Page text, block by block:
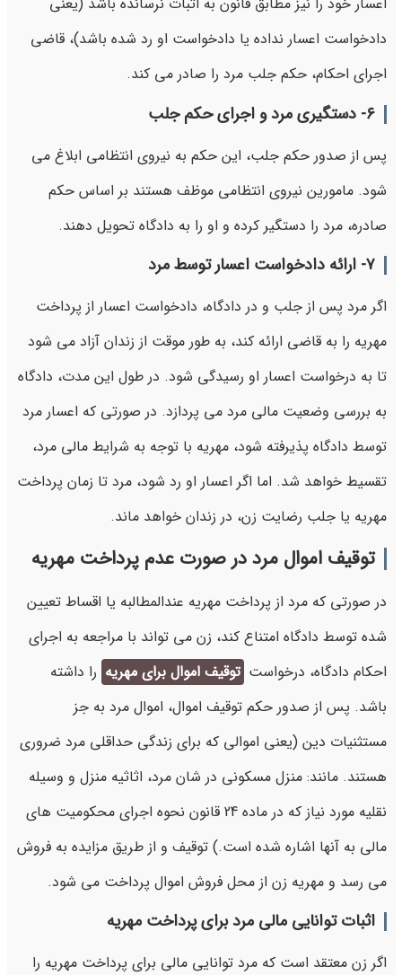
دادخواست اعسار نداده یا دادخواست او رد شده باشد)، قاضی
اجرای احکام، حکم جلب مرد را صادر می کند.
۶- دستگیری مرد و اجرای حکم جلب
پس از صدور حکم جلب، این حکم به نیروی انتظامی ابلاغ می
شود. مامورین نیروی انتظامی موظف هستند بر اساس حکم
صادره، مرد را دستگیر کرده و او را به دادگاه تحویل دهند.
۷- ارائه دادخواست اعسار توسط مرد
اگر مرد پس از جلب و در دادگاه، دادخواست اعسار از پرداخت
مهریه را به قاضی ارائه کند، به طور موقت از زندان آزاد می شود
تا به درخواست اعسار او رسیدگی شود. در طول این مدت، دادگاه
به بررسی وضعیت مالی مرد می پردازد. در صورتی که اعسار مرد
توسط دادگاه پذیرفته شود، مهریه با توجه به شرایط مالی مرد،
تقسیط خواهد شد. اما اگر اعسار او رد شود، مرد تا زمان پرداخت
مهریه یا جلب رضایت زن، در زندان خواهد ماند.
توقیف اموال مرد در صورت عدم پرداخت مهریه
در صورتی که مرد از پرداخت مهریه عندالمطالبه یا اقساط تعیین
شده توسط دادگاه امتناع کند، زن می تواند با مراجعه به اجرای
احکام دادگاه، درخواست توقیف اموال برای مهریه را داشته
باشد. پس از صدور حکم توقیف اموال، اموال مرد به جز
مستثنیات دین (یعنی اموالی که برای زندگی حداقلی مرد ضروری
هستند. مانند: منزل مسکونی در شان مرد، اثاثیه منزل و وسیله
نقلیه مورد نیاز که در ماده 24 قانون نحوه اجرای محکومیت های
مالی به آنها اشاره شده است.) توقیف و از طریق مزایده به فروش
می رسد و مهریه زن از محل فروش اموال پرداخت می شود.
اثبات توانایی مالی مرد برای پرداخت مهریه
اگر زن معتقد است که مرد توانایی مالی برای پرداخت مهریه را